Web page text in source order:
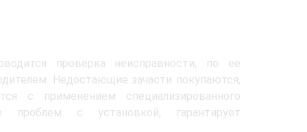
проверка неисправности, по ее
Недостающие зачасти покупаются,
с применением специализированного
проблем с установкой, гарантирует